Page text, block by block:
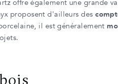
offre également une grande
proposent d'ailleurs des
il est généralement